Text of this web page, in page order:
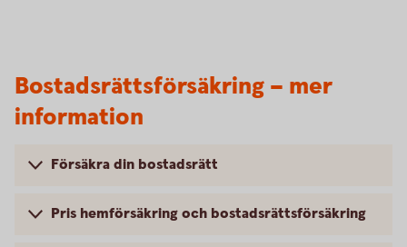
Bostadsrättsförsäkring – mer
information
Försäkra din bostadsrätt
Pris hemförsäkring och bostadsrättsförsäkring